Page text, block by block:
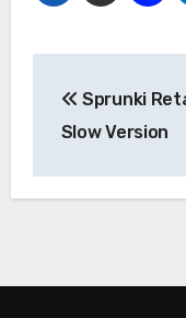
Sprunki
Slow Version